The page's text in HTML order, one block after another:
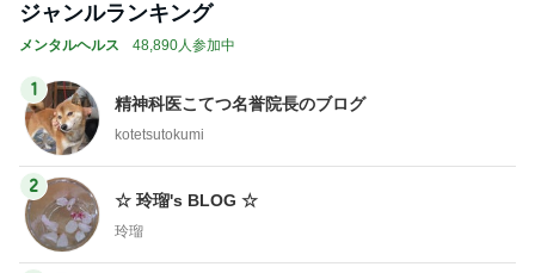
ジャンルランキング
メンタルヘルス 48,890人参加中
1
精神科医こてつ名誉院長のブログ
kotetsutokumi
2
☆ 玲瑠's BLOG ☆
玲瑠